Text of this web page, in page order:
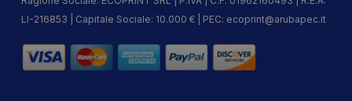
LI-216853 | Capitale Sociale: 10.000 € | PEC: ecoprint@arubapec.it